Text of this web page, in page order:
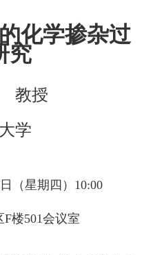
化学掺杂过
究
教授
学
（星期四）10:00
楼501会议室